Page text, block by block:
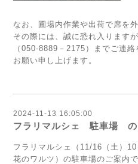
なお、圃場内作業や出荷で席を
その際には、誠に恐れ入ります
（050-8889－2175）までご連
お願い申し上げます。
2024-11-13 16:05:00
フラリマルシェ 駐車場 の
フラリマルシェ（11/16（土）
花のワルツ）の駐車場のご案内で